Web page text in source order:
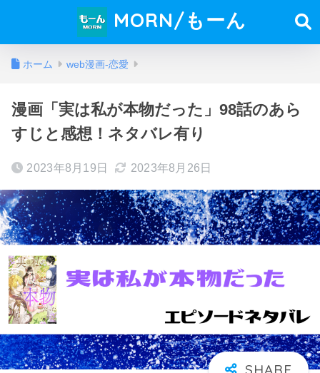
MORN/もーん
ホーム web漫画-恋愛
漫画「実は私が本物だった」98話のあら
すじと感想！ネタバレ有り
2023年8月19日 2023年8月26日